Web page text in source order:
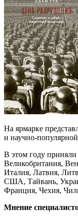
На ярмарке
и научно-
В этом году приняли
Великобритания,
Италия, Латвия,
США, Тайвань,
Франция, Чехия,
Мнение